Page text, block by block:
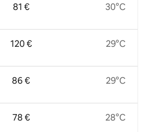
81 €
120 €
86 €
78 €
30°C
29°C
29°C
28°C